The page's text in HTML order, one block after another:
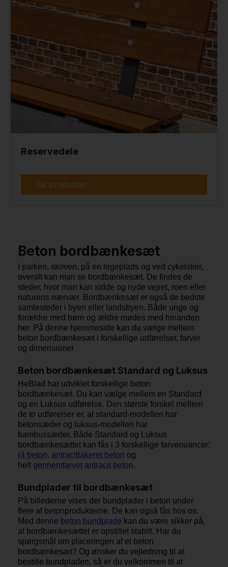
Reservedele
Se produkter
Beton bordbænkesæt
I parken, skoven, på en legeplads og ved cykelstier,
overalt kan man se bordbænkesæt. De findes de
steder, hvor man kan sidde og nyde vejret, roen eller
naturens nærvær. Bordbænkesæt er også de bedste
samlesteder i byen eller landsbyen. Både unge og
forældre med børn og ældre mødes med hinanden
her. På denne hjemmeside kan du vælge mellem
beton bordbænkesæt i forskellige udførelser, farver
og dimensioner
Beton bordbænkesæt Standard og Luksus
HeBlad har udviklet forskellige beton
bordbænkesæt. Du kan vælge mellem en Standard
og en Luksus udførelse. Den største forskel mellem
de to udførelser er, at standard-modellen har
betonsæder og luksus-modellen har
bambussæder. Både Standard og Luksus
bordbænkesættet kan fås i 3 forskellige farvenuancer:
rå beton, antracitlakeret beton og
helt gennemfarvet antracit beton.
Bundplader til bordbænkesæt
På billederne vises der bundplader i beton under
flere af betonprodukterne. De kan også fås hos os.
Med denne beton bundplade kan du være sikker på,
at bordbænkesættet er opstillet stabilt. Har du
spørgsmål om placeringen af et beton
bordbænkesæt? Og ønsker du vejledning til at
bestille bundpladen, så er du velkommen til at